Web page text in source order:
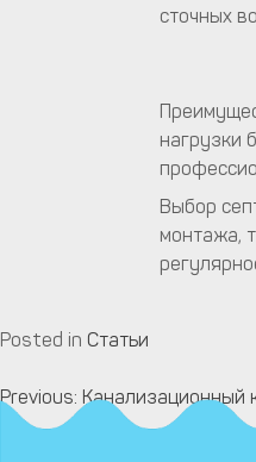
сточных
нагрузки
Выбор
монтажа,
Posted in Статьи
Навигация
Previous: Канализационный